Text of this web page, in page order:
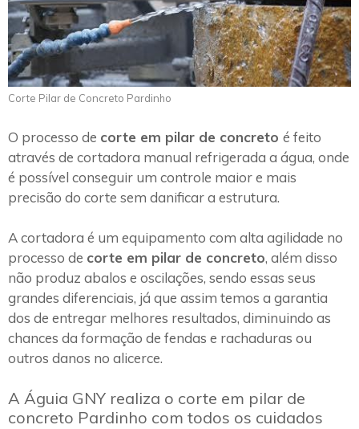
Corte Pilar de Concreto Pardinho
O processo de corte em pilar de concreto é feito
através de cortadora manual refrigerada a água, onde
é possível conseguir um controle maior e mais
precisão do corte sem danificar a estrutura.
A cortadora é um equipamento com alta agilidade no
processo de corte em pilar de concreto, além disso
não produz abalos e oscilações, sendo essas seus
grandes diferenciais, já que assim temos a garantia
dos de entregar melhores resultados, diminuindo as
chances da formação de fendas e rachaduras ou
outros danos no alicerce.
A Águia GNY realiza o corte em pilar de
concreto Pardinho com todos os cuidados